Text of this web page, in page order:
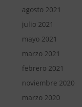
agosto 2021
julio 2021
mayo 2021
marzo 2021
febrero 2021
noviembre 2020
marzo 2020